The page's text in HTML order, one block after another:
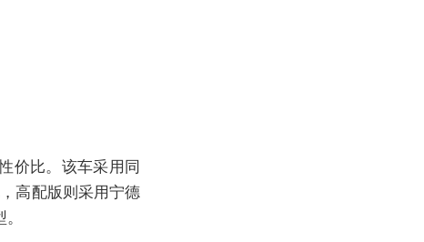
价比。该车采用同
高配版则采用宁德